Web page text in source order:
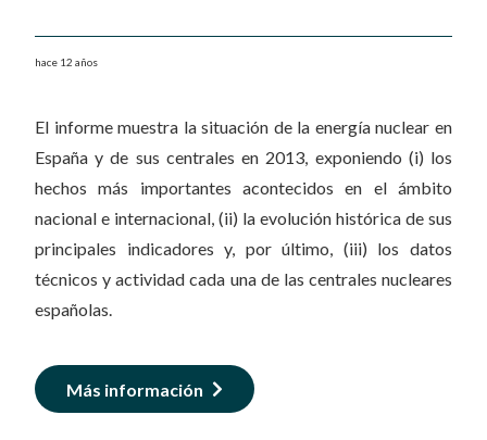
hace 12 años
El informe muestra la situación de la energía nuclear en
España y de sus centrales en 2013, exponiendo (i) los
hechos más importantes acontecidos en el ámbito
nacional e internacional, (ii) la evolución histórica de sus
principales indicadores y, por último, (iii) los datos
técnicos y actividad cada una de las centrales nucleares
españolas.
Más información